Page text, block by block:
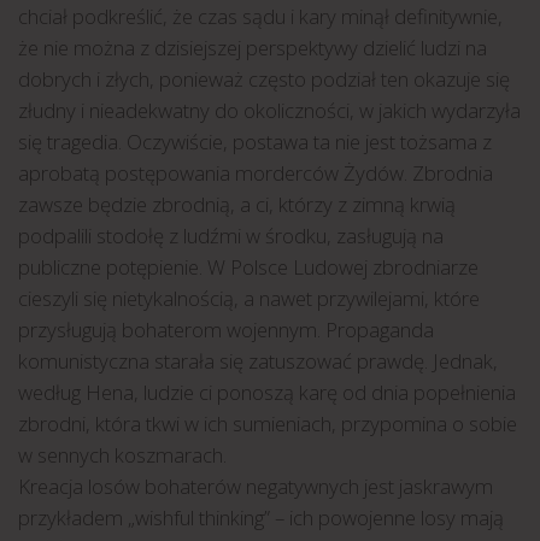
chciał podkreślić, że czas sądu i kary minął definitywnie,
że nie można z dzisiejszej perspektywy dzielić ludzi na
dobrych i złych, ponieważ często podział ten okazuje się
złudny i nieadekwatny do okoliczności, w jakich wydarzyła
się tragedia. Oczywiście, postawa ta nie jest tożsama z
aprobatą postępowania morderców Żydów. Zbrodnia
zawsze będzie zbrodnią, a ci, którzy z zimną krwią
podpalili stodołę z ludźmi w środku, zasługują na
publiczne potępienie. W Polsce Ludowej zbrodniarze
cieszyli się nietykalnością, a nawet przywilejami, które
przysługują bohaterom wojennym. Propaganda
komunistyczna starała się zatuszować prawdę. Jednak,
według Hena, ludzie ci ponoszą karę od dnia popełnienia
zbrodni, która tkwi w ich sumieniach, przypomina o sobie
w sennych koszmarach.
Kreacja losów bohaterów negatywnych jest jaskrawym
przykładem „wishful thinking” – ich powojenne losy mają